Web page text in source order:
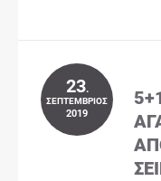
23.
ΣΕΠΤΈΜΒΡΙΟΣ
2019